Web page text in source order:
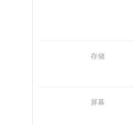
存储
屏幕